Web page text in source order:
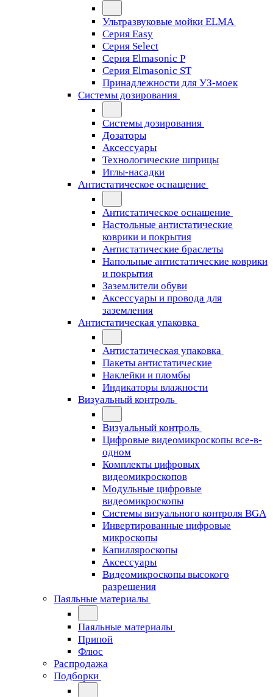
Ультразвуковые мойки ELMA
Серия Easy
Серия Select
Серия Elmasonic P
Серия Elmasonic ST
Принадлежности для УЗ-моек
Системы дозирования
Системы дозирования
Дозаторы
Аксессуары
Технологические шприцы
Иглы-насадки
Антистатическое оснащение
Антистатическое оснащение
Настольные антистатические
коврики и покрытия
Антистатические браслеты
Напольные антистатические коврики
и покрытия
Заземлители обуви
Аксессуары и провода для
заземления
Антистатическая упаковка
Антистатическая упаковка
Пакеты антистатические
Наклейки и пломбы
Индикаторы влажности
Визуальный контроль
Визуальный контроль
Цифровые видеомикроскопы все-в-
одном
Комплекты цифровых
видеомикроскопов
Модульные цифровые
видеомикроскопы
Cистемы визуального контроля BGA
Инвертированные цифровые
микроскопы
Капилляроскопы
Аксессуары
Видеомикроскопы высокого
разрешения
Паяльные материалы
Паяльные материалы
Припой
Флюс
Распродажа
Подборки